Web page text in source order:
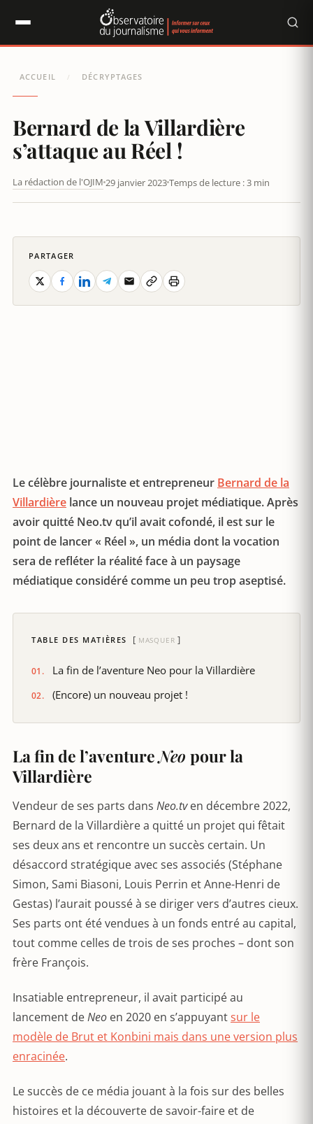
ACCUEIL / DÉCRYPTAGES
Bernard de la Villardière
s’attaque au Réel !
La rédaction de l'OJIM 29 janvier 2023Temps de lecture : 3 min
Le célèbre journaliste et entrepreneur Bernard de la
Villardière lance un nouveau projet médiatique. Après
avoir quitté Neo.tv qu’il avait cofondé, il est sur le
point de lancer « Réel », un média dont la vocation
sera de refléter la réalité face à un paysage
médiatique considéré comme un peu trop aseptisé.
TABLE DES MATIÈRES MASQUER
La fin de l’aventure Neo pour la Villardière
(Encore) un nouveau projet !
La fin de l’aventureNeo pour la
Villardière
Vendeur de ses parts dans Neo.tven décembre 2022,
Bernard de la Villardière a quitté un projet qui fêtait
ses deux ans et rencontre un succès certain. Un
désaccord stratégique avec ses associés (Stéphane
Simon, Sami Biasoni, Louis Perrin et Anne-Henri de
Gestas) l’aurait poussé à se diriger vers d’autres cieux.
Ses parts ont été vendues à un fonds entré au capital,
tout comme celles de trois de ses proches – dont son
frère François.
Insatiable entrepreneur, il avait participé au
lancement deNeo en 2020 en s’appuyantsur le
modèle de Brut et Konbini mais dans une version plus
enracinée.
Le succès de ce média jouant à la fois sur des belles
histoires et la découverte de savoir-faire et de
PARTAGER
Panneau de gestion des cookies